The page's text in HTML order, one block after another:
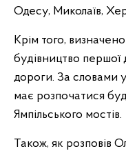
Одесу, Миколаїв,
Крім того,
будівництво першої
дороги. За словами
має розпочатися
Ямпільського мостів.
Також, як розповів